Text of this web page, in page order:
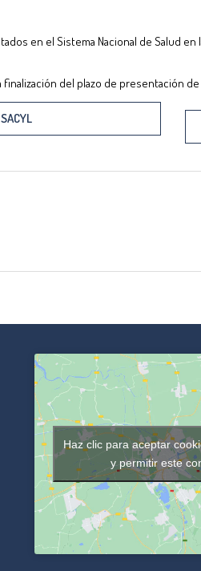
en el Sistema Nacional de Salud
del plazo de presentación
Haz clic para aceptar
y permitir este